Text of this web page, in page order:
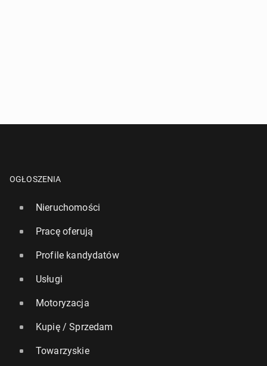
OGŁOSZENIA
Nieruchomości
Pracę oferują
Profile kandydatów
Usługi
Motoryzacja
Kupię / Sprzedam
Towarzyskie